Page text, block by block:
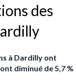
des
à Dardilly ont
diminué de 5,7 %